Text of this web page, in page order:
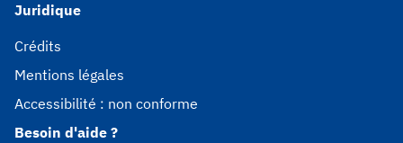
Juridique
Crédits
Mentions légales
Accessibilité : non conforme
Besoin d'aide ?